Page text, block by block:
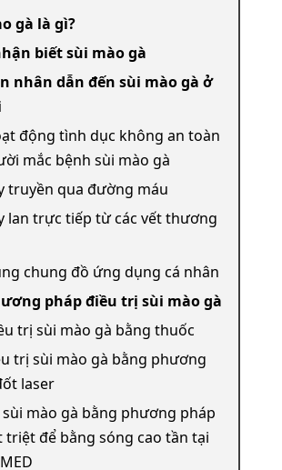
gà là gì?
biết sùi mào gà
nhân dẫn đến sùi mào gà ở
động tình dục không an toàn
mắc bệnh sùi mào gà
truyền qua đường máu
lan trực tiếp từ các vết thương
chung đồ ứng dụng cá nhân
pháp điều trị sùi mào gà
trị sùi mào gà bằng thuốc
trị sùi mào gà bằng phương
laser
sùi mào gà bằng phương pháp
triệt để bằng sóng cao tần tại